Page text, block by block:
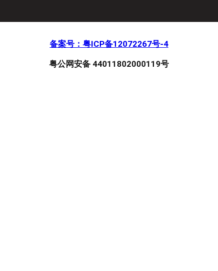
备案号：粤ICP备12072267号-4
粤公网安备 44011802000119号